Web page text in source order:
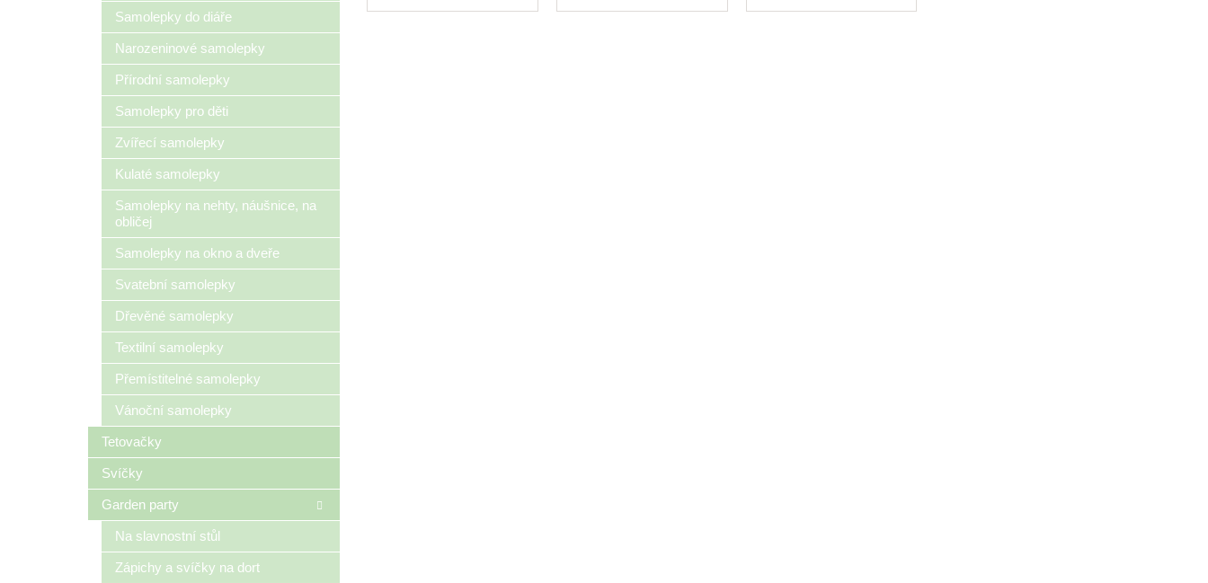
Samolepky do diáře
Narozeninové samolepky
Přírodní samolepky
Samolepky pro děti
Zvířecí samolepky
Kulaté samolepky
Samolepky na nehty, náušnice, na
obličej
Samolepky na okno a dveře
Svatební samolepky
Dřevěné samolepky
Textilní samolepky
Přemístitelné samolepky
Vánoční samolepky
Tetovačky
Svíčky
Garden party
Na slavnostní stůl
Zápichy a svíčky na dort